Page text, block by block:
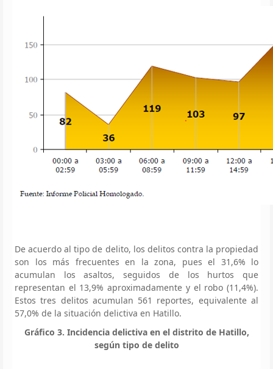
De acuerdo al tipo de delito, los delitos contra la propiedad
son los más frecuentes en la zona, pues el 31,6% lo
acumulan los asaltos, seguidos de los hurtos que
representan el 13,9% aproximadamente y el robo (11,4%).
Estos tres delitos acumulan 561 reportes, equivalente al
57,0% de la situación delictiva en Hatillo.
Gráfico 3. Incidencia delictiva en el distrito de Hatillo,
según tipo de delito